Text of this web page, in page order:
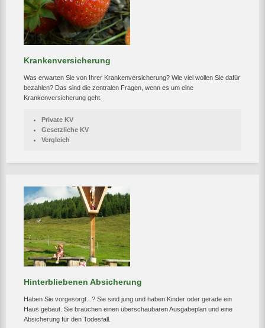
Krankenversicherung
Was erwarten Sie von Ihrer Krankenversicherung? Wie viel wollen Sie dafür
bezahlen? Das sind die zentralen Fragen, wenn es um eine
Krankenversicherung geht.
Private KV
Gesetzliche KV
Vergleich
Hinterbliebenen Absicherung
Haben Sie vorgesorgt...? Sie sind jung und haben Kinder oder gerade ein
Haus gebaut. Sie brauchen einen überschaubaren Ausgabeplan und eine
Absicherung für den Todesfall.